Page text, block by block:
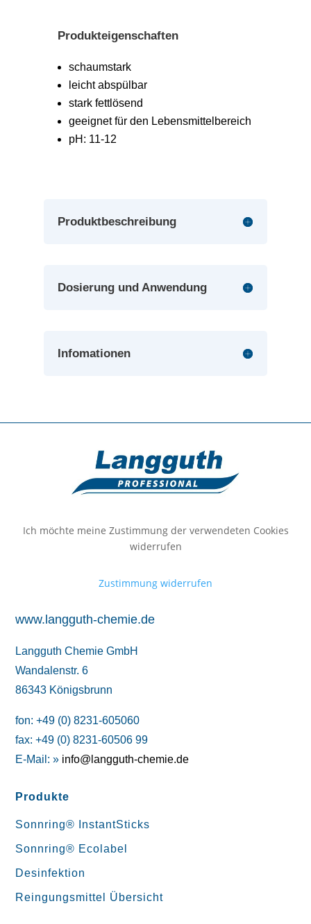
Produkteigenschaften
schaumstark
leicht abspülbar
stark fettlösend
geeignet für den Lebensmittelbereich
pH: 11-12
Produktbeschreibung
Dosierung und Anwendung
Infomationen
Ich möchte meine Zustimmung der verwendeten Cookies
widerrufen
Zustimmung widerrufen
www.langguth-chemie.de
Langguth Chemie GmbH
Wandalenstr. 6
86343 Königsbrunn
fon: +49 (0) 8231-605060
fax: +49 (0) 8231-60506 99
E-Mail: » info@langguth-chemie.de
Produkte
Sonnring® InstantSticks
Sonnring® Ecolabel
Desinfektion
Reingungsmittel Übersicht